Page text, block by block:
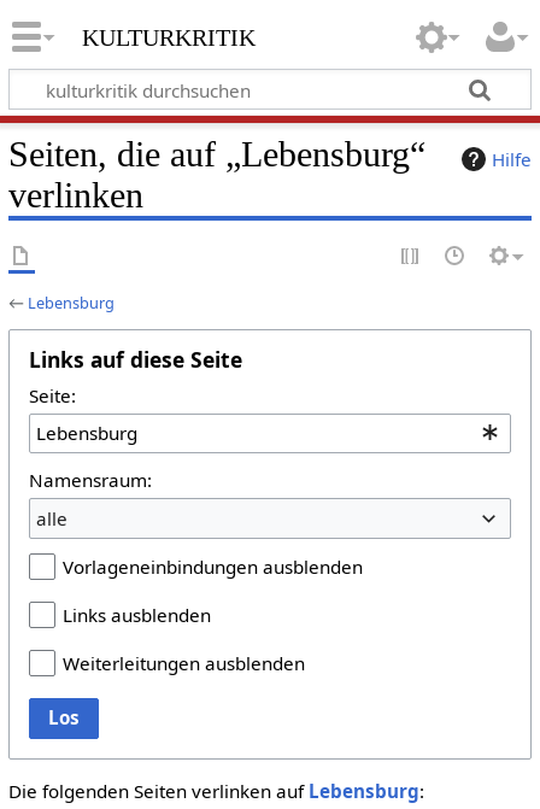
kulturkritik
Hilfe
Seiten, die auf „Lebensburg“
verlinken
← Lebensburg
Links auf diese Seite
Seite:
Namensraum:
alle
Vorlageneinbindungen ausblenden
Links ausblenden
Weiterleitungen ausblenden
Los
Die folgenden Seiten verlinken auf Lebensburg: